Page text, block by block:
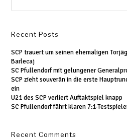
Recent Posts
SCP trauert um seinen ehemaligen
Barlecaj
SC Pfullendorf mit gelungener
SCP zieht souverän in die erste
ein
U21 des SCP verliert Auftaktspiel knapp
SC Pfullendorf fährt klaren 7:1-
Recent Comments